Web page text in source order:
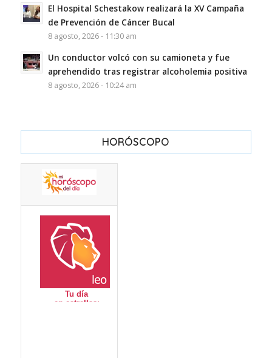
El Hospital Schestakow realizará la XV Campaña
de Prevención de Cáncer Bucal
8 agosto, 2026 - 11:30 am
Un conductor volcó con su camioneta y fue
aprehendido tras registrar alcoholemia positiva
8 agosto, 2026 - 10:24 am
HORÓSCOPO